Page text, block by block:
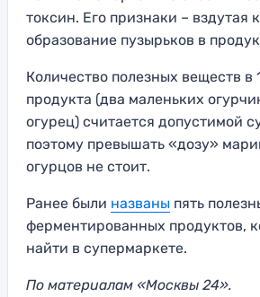
токсин. Его признаки – вздутая
образование пузырьков в
Количество полезных веществ в
продукта (два маленьких
огурец) считается допустимой
поэтому превышать «дозу»
огурцов не стоит.
Ранее были названы пять
ферментированных продуктов,
найти в супермаркете.
По материалам «Москвы 24».